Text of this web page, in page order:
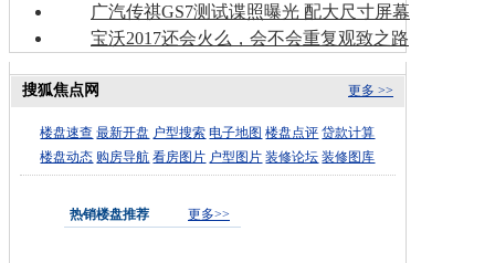
广汽传祺GS7测试谍照曝光 配大尺寸屏幕
宝沃2017还会火么，会不会重复观致之路
更多 >>
搜狐焦点网
楼盘速查 最新开盘 户型搜索 电子地图 楼盘点评 贷款计算
楼盘动态 购房导航 看房图片 户型图片 装修论坛 装修图库
热销楼盘推荐 更多>>